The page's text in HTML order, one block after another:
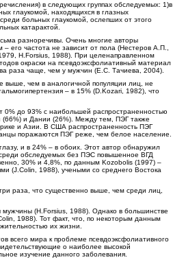
в следующих группах обследуемых: 1)в
глаукомой, находящихся в глазных
больных глаукомой, ослепших от этого
катарактой.
разноречивы. Очень многие авторы
его частота не зависит от пола (Нестеров А.П.,
H.Forsius, 1988). При целенаправленном
окраски на псевдоэксфолиативный материал
раза чаще, чем у мужчин (Е.С. Тачиева, 2004).
выше, чем в аналогичной популяции лиц, не
– в 15% (D.Kozari, 1982), что
0% до 93% с наибольшей распространенностью
и Дании (26%). Между тем, ПЭГ также
и Азии. В США распространенность ПЭГ
поражаются ПЭГ реже, чем белое население.
и в 24% – в обоих. Этот автор обнаружил
обследуемых без ПЭС повышенное ВГД
30% и 4,8%, по данным Kozobolis (1997) –
(J.Colin, 1988), учеными со среднего Востока
раза, что существенно выше, чем среди лиц,
(H.Forsius, 1988). Однако в большинстве
1988). Тот факт, что, по некоторым данным
их жизни.
всего мира к проблеме псевдоэксфолиативного
о наиболее высокой
изучение данного заболевания.